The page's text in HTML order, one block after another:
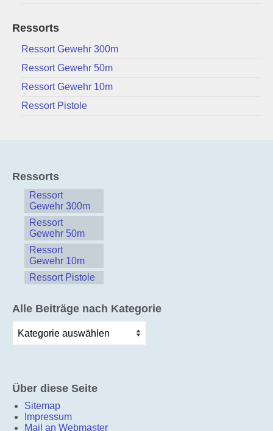
Ressorts
Ressort Gewehr 300m
Ressort Gewehr 50m
Ressort Gewehr 10m
Ressort Pistole
Ressorts
Ressort
Gewehr 300m
Ressort
Gewehr 50m
Ressort
Gewehr 10m
Ressort Pistole
Alle Beiträge nach Kategorie
Beiträge
nach
Über diese Seite
Sitemap
Impressum
Mail an Webmaster